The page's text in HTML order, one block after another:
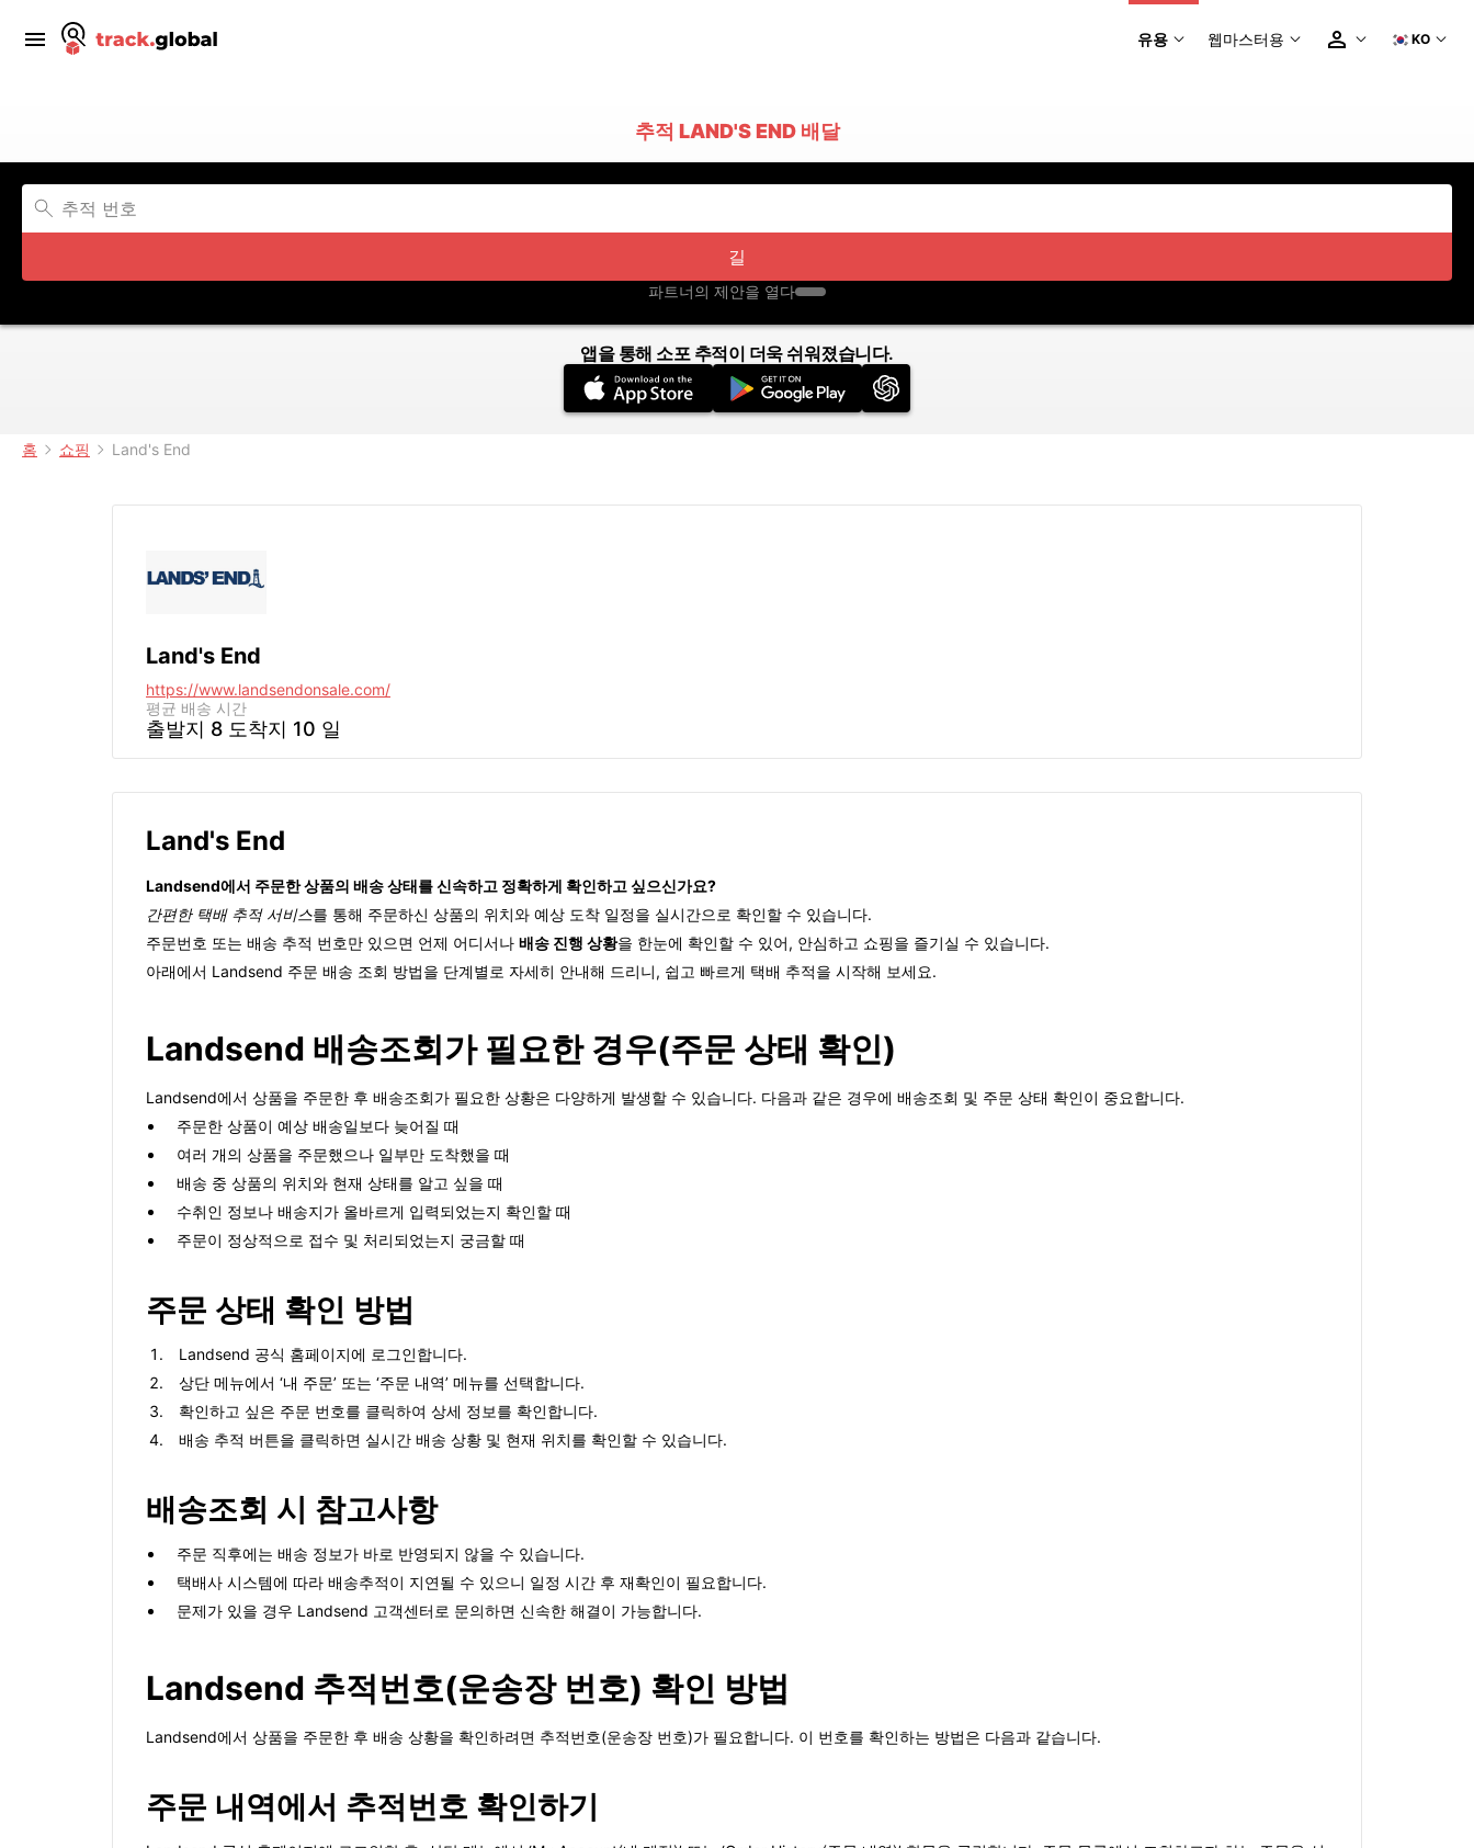
유용 웹마스터용 KO
추적 LAND'S END 배달
길
파트너의 제안을 열다
앱을 통해 소포 추적이 더욱 쉬워졌습니다.
홈 쇼핑 Land's End
Land's End
https://www.landsendonsale.com/
평균 배송 시간
출발지 8 도착지 10 일
Land's End
Landsend에서 주문한 상품의 배송 상태를 신속하고 정확하게 확인하고 싶으신가요?
간편한 택배 추적 서비스를 통해 주문하신 상품의 위치와 예상 도착 일정을 실시간으로 확인할 수 있습니다.
주문번호 또는 배송 추적 번호만 있으면 언제 어디서나 배송 진행 상황을 한눈에 확인할 수 있어, 안심하고 쇼핑을 즐기실 수 있습니다.
아래에서 Landsend 주문 배송 조회 방법을 단계별로 자세히 안내해 드리니, 쉽고 빠르게 택배 추적을 시작해 보세요.
Landsend 배송조회가 필요한 경우(주문 상태 확인)
Landsend에서 상품을 주문한 후 배송조회가 필요한 상황은 다양하게 발생할 수 있습니다. 다음과 같은 경우에 배송조회 및 주문 상태 확인이 중요합니다.
주문한 상품이 예상 배송일보다 늦어질 때
여러 개의 상품을 주문했으나 일부만 도착했을 때
배송 중 상품의 위치와 현재 상태를 알고 싶을 때
수취인 정보나 배송지가 올바르게 입력되었는지 확인할 때
주문이 정상적으로 접수 및 처리되었는지 궁금할 때
주문 상태 확인 방법
Landsend 공식 홈페이지에 로그인합니다.
상단 메뉴에서 ‘내 주문’ 또는 ‘주문 내역’ 메뉴를 선택합니다.
확인하고 싶은 주문 번호를 클릭하여 상세 정보를 확인합니다.
배송 추적 버튼을 클릭하면 실시간 배송 상황 및 현재 위치를 확인할 수 있습니다.
배송조회 시 참고사항
주문 직후에는 배송 정보가 바로 반영되지 않을 수 있습니다.
택배사 시스템에 따라 배송추적이 지연될 수 있으니 일정 시간 후 재확인이 필요합니다.
문제가 있을 경우 Landsend 고객센터로 문의하면 신속한 해결이 가능합니다.
Landsend 추적번호(운송장 번호) 확인 방법
Landsend에서 상품을 주문한 후 배송 상황을 확인하려면 추적번호(운송장 번호)가 필요합니다. 이 번호를 확인하는 방법은 다음과 같습니다.
주문 내역에서 추적번호 확인하기